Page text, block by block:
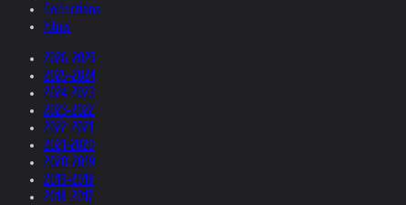
Collections
Films
2026-2025
2025-2024
2024-2023
2023-2022
2022-2021
2021-2020
2020-2019
2019-2018
2018-2017